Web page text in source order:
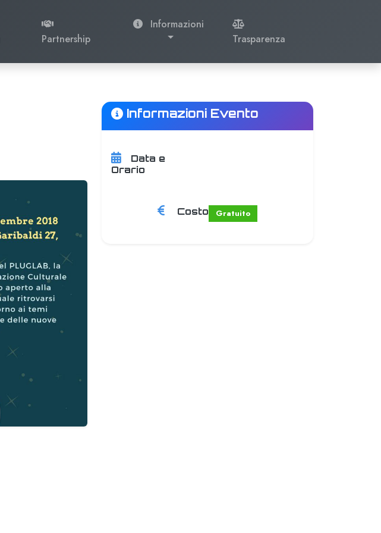
Partnership
Informazioni
Trasparenza
Informazioni Evento
Data e
Orario
Costo Gratuito